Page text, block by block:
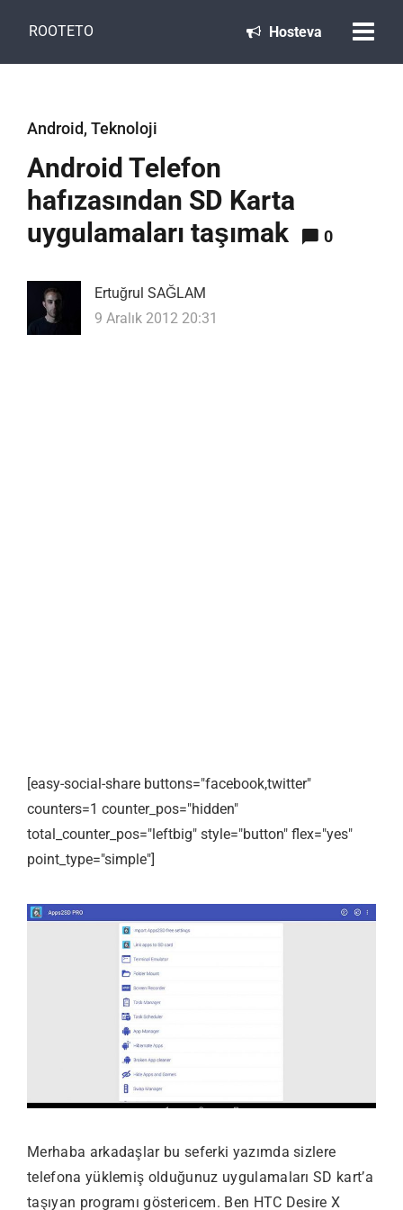
ROOTETO Hosteva
Android, Teknoloji
Android Telefon
hafızasından SD Karta
uygulamaları taşımak
0
Ertuğrul SAĞLAM
9 Aralık 2012 20:31
[easy-social-share buttons="facebook,twitter"
counters=1 counter_pos="hidden"
total_counter_pos="leftbig" style="button" flex="yes"
point_type="simple"]
Merhaba arkadaşlar bu seferki yazımda sizlere
telefona yüklemiş olduğunuz uygulamaları SD kart’a
taşıyan programı göstericem. Ben HTC Desire X